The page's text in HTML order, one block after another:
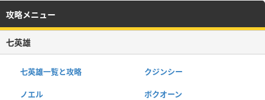
攻略メニュー
七英雄
七英雄一覧と攻略 クジンシー
ノエル ボクオーン